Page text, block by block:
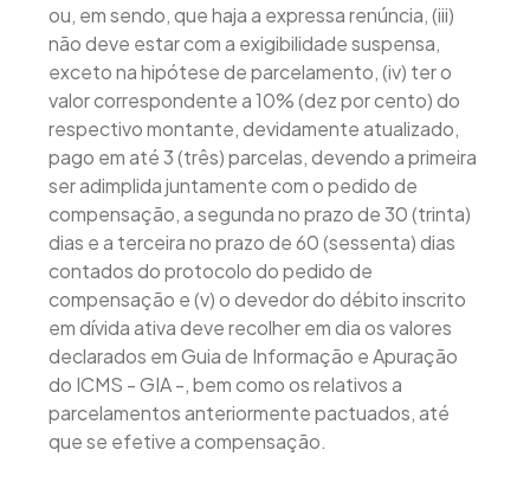
ou, em sendo, que haja a expressa renúncia, (iii)
não deve estar com a exigibilidade suspensa,
exceto na hipótese de parcelamento, (iv) ter o
valor correspondente a 10% (dez por cento) do
respectivo montante, devidamente atualizado,
pago em até 3 (três) parcelas, devendo a primeira
ser adimplida juntamente com o pedido de
compensação, a segunda no prazo de 30 (trinta)
dias e a terceira no prazo de 60 (sessenta) dias
contados do protocolo do pedido de
compensação e (v) o devedor do débito inscrito
em dívida ativa deve recolher em dia os valores
declarados em Guia de Informação e Apuração
do ICMS - GIA -, bem como os relativos a
parcelamentos anteriormente pactuados, até
que se efetive a compensação.